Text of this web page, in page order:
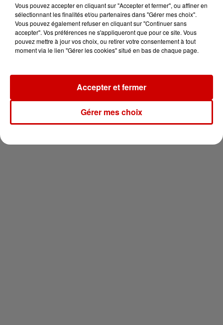
Destination Vacances : inscrivez-
vous !
Newsletter
Vous pouvez accepter en cliquant sur "Accepter et fermer", ou affiner en
sélectionnant les finalités et/ou partenaires dans "Gérer mes choix".
Vous pouvez également refuser en cliquant sur "Continuer sans
accepter". Vos préférences ne s'appliqueront que pour ce site. Vous
pouvez mettre à jour vos choix, ou retirer votre consentement à tout
moment via le lien "Gérer les cookies" situé en bas de chaque page.
Gérer mes choix
Accepter et fermer